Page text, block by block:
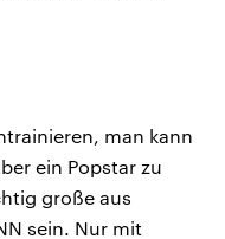
man kann
ein Popstar zu
große aus
sein. Nur mit